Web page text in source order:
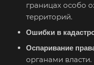
границах особо
территорий.
Ошибки в
Оспаривание
органами власти.